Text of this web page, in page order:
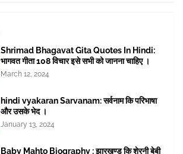
Shrimad Bhagavat Gita Quotes In Hindi:
भागवत गीता 108 विचार इसे सभी को जानना चाहिए ।
March 12, 2024
hindi vyakaran Sarvanam: सर्वनाम कि परिभाषा
और उसके भेद ।
January 13, 2024
Baby Mahto Biography : झारखण्ड कि शेरनी बेबी